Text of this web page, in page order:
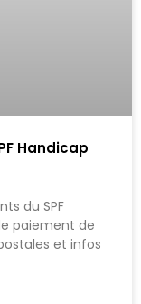
Handicap
du SPF
paiement de
et infos